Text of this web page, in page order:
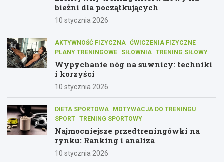
bieżni dla początkujących
10 stycznia 2026
AKTYWNOŚĆ FIZYCZNA ĆWICZENIA FIZYCZNE
PLANY TRENINGOWE
SIŁOWNIA TRENING SIŁOWY
Wypychanie nóg na suwnicy: techniki
i korzyści
10 stycznia 2026
DIETA SPORTOWA
MOTYWACJA DO TRENINGU
SPORT TRENING SPORTOWY
Najmocniejsze przedtreningówki na
rynku: Ranking i analiza
10 stycznia 2026